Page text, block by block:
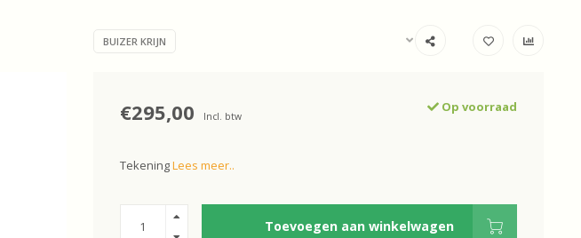
BUIZER KRIJN
€295,00 Incl. btw
Op voorraad
TekeningLees meer..
Toevoegen aan winkelwagen